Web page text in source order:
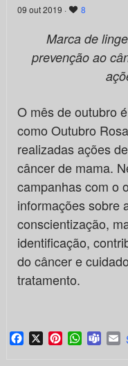
09 out 2019 · 8
Marca de
prevenção ao
O mês de outubro
como Outubro
realizadas ações
câncer de mama.
campanhas com o
informações sobre
conscientização,
identificação,
do câncer e
tratamento.
Facebook
X Pinterest